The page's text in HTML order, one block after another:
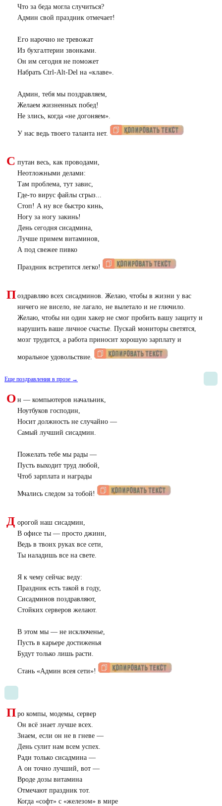
Что за беда могла случиться?
Админ свой праздник отмечает!
Его нарочно не тревожат
Из бухгалтерии звонками.
Он им сегодня не поможет
Набрать Ctrl-Alt-Del на «клаве».
Админ, тебя мы поздравляем,
Желаем жизненных побед!
Не злись, когда «не догоняем».
У нас ведь твоего таланта нет.
С путан весь, как проводами,
Неотложными делами:
Там проблема, тут завис,
Где-то вирус файлы сгрыз...
Стоп! А ну все быстро кинь,
Ногу за ногу закинь!
День сегодня сисадмина,
Лучше примем витаминов,
А под свежее пивко
Праздник встретится легко!
П оздравляю всех сисадминов. Желаю, чтобы в жизни у вас
ничего не висело, не лагало, не вылетало и не глючило.
Желаю, чтобы ни один хакер не смог пробить вашу защиту и
нарушить ваше личное счастье. Пускай мониторы светятся,
мозг трудится, а работа приносит хорошую зарплату и
моральное удовольствие.
Еще поздравления в прозе →
О н — компьютеров начальник,
Ноутбуков господин,
Носит должность не случайно —
Самый лучший сисадмин.
Пожелать тебе мы рады —
Пусть выходит труд любой,
Чтоб зарплата и награды
Мчались следом за тобой!
Д орогой наш сисадмин,
В офисе ты — просто джинн,
Ведь в твоих руках все сети,
Ты наладишь все на свете.
Я к чему сейчас веду:
Праздник есть такой в году,
Сисадминов поздравляют,
Стойких серверов желают.
В этом мы — не исключенье,
Пусть в карьере достиженья
Будут только лишь расти.
Стань «Админ всея сети»!
П ро компы, модемы, сервер
Он всё знает лучше всех.
Знаем, если он не в гневе —
День сулит нам всем успех.
Ради только сисадмина —
А он точно лучший, вот —
Вроде дозы витамина
Отмечают праздник тот.
Когда «софт» с «железом» в мире